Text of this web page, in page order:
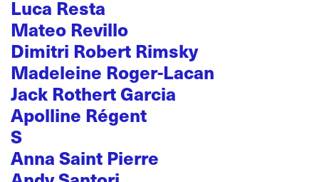
Luca Resta
Mateo Revillo
Dimitri Robert Rimsky
Madeleine Roger-Lacan
Jack Rothert Garcia
Apolline Régent
S
Anna Saint Pierre